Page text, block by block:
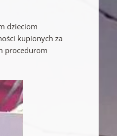
dzieciom
kupionych za
procedurom